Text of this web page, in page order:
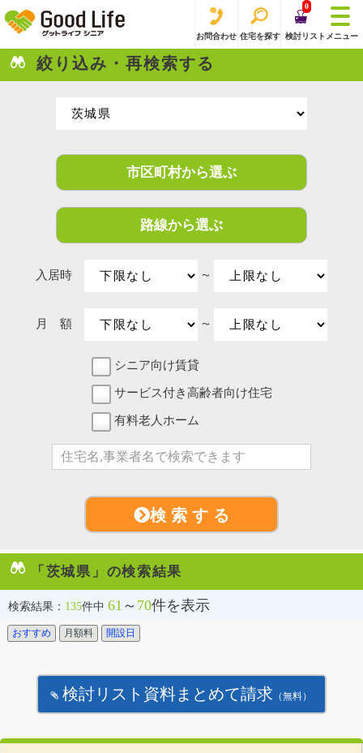
お問合わせ 住宅を探す
0
検討リスト メニュー
絞り込み・再検索する
市区町村から選ぶ
路線から選ぶ
入居時 〜
月 額 〜
シニア向け賃貸
サービス付き高齢者向け住宅
有料老人ホーム
検 索 す る
「茨城県」の検索結果
検索結果： 135件中 61 ～ 70件を表示
おすすめ 月額料 開設日
検討リスト資料まとめて請求 （無料）